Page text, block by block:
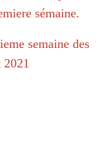
sémaine.
semaine des
2021